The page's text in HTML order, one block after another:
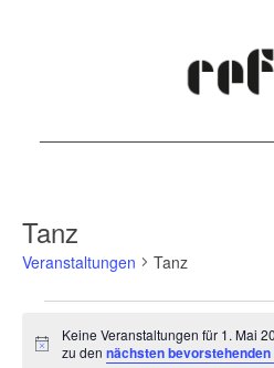
Kita
Tanz
Veranstaltungen Tanz
für
Hinweis
Keine Veranstaltungen für 1. Mai
zu den nächsten